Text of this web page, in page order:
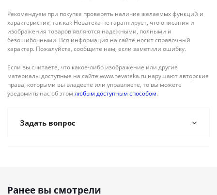
Рекомендуем при покупке проверять наличие желаемых функций и
характеристик, так как Неватека не гарантирует, что описания и
изображения товаров являются надежными, полными и
безошибочными. Вся информация на сайте носит справочный
характер. Пожалуйста, сообщите нам, если заметили ошибку.
Если вы считаете, что какое-либо изображение или другие
материалы доступные на сайте www.nevateka.ru нарушают авторские
права, которыми вы владеете или управляете, то вы можете
уведомить нас об этом любым доступным способом.
Задать вопрос
Ранее вы смотрели